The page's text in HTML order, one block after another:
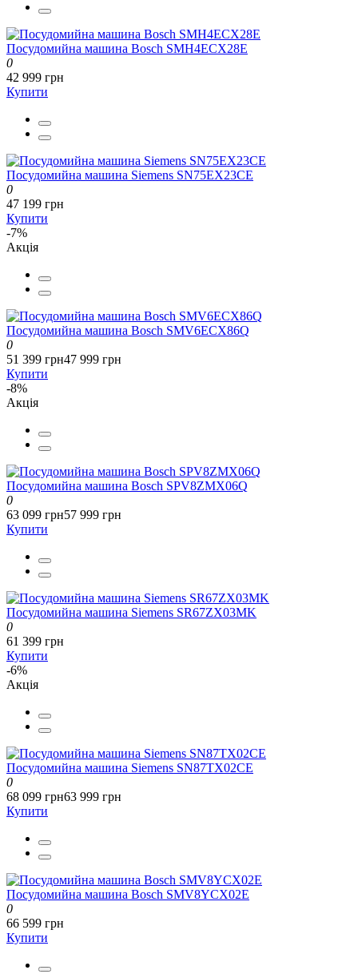
Посудомийна машина Bosch SMH4ECX28E
0
42 999 грн
Купити
Посудомийна машина Siemens SN75EX23CE
0
47 199 грн
Купити
-7%
Акція
Посудомийна машина Bosch SMV6ECX86Q
0
51 399 грн47 999 грн
Купити
-8%
Акція
Посудомийна машина Bosch SPV8ZMX06Q
0
63 099 грн57 999 грн
Купити
Посудомийна машина Siemens SR67ZX03MK
0
61 399 грн
Купити
-6%
Акція
Посудомийна машина Siemens SN87TX02CE
0
68 099 грн63 999 грн
Купити
Посудомийна машина Bosch SMV8YCX02E
0
66 599 грн
Купити